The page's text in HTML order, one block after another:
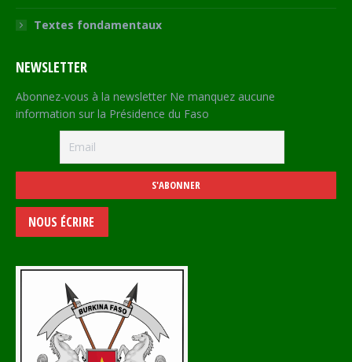
Textes fondamentaux
NEWSLETTER
Abonnez-vous à la newsletter Ne manquez aucune
information sur la Présidence du Faso
NOUS ÉCRIRE